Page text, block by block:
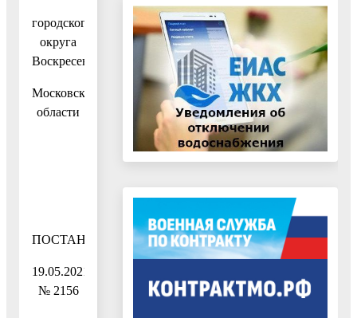
городского
округа
Воскресенск
Московской
области
ПОСТАНОВЛЕНИЕ
19.05.2021
№ 2156